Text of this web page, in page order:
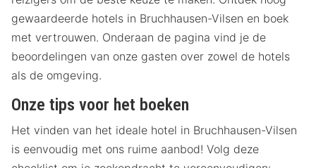
gewaardeerde hotels in Bruchhausen-Vilsen en boek
met vertrouwen. Onderaan de pagina vind je de
beoordelingen van onze gasten over zowel de hotels
als de omgeving.
Onze tips voor het boeken
Het vinden van het ideale hotel in Bruchhausen-Vilsen
is eenvoudig met ons ruime aanbod! Volg deze